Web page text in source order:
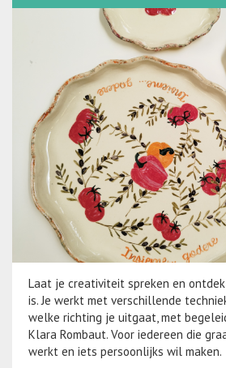
Laat je creativiteit spreken en
is. Je werkt met verschillende
welke richting je uitgaat, met
Klara Rombaut. Voor iedereen die
werkt en iets persoonlijks wil maken.